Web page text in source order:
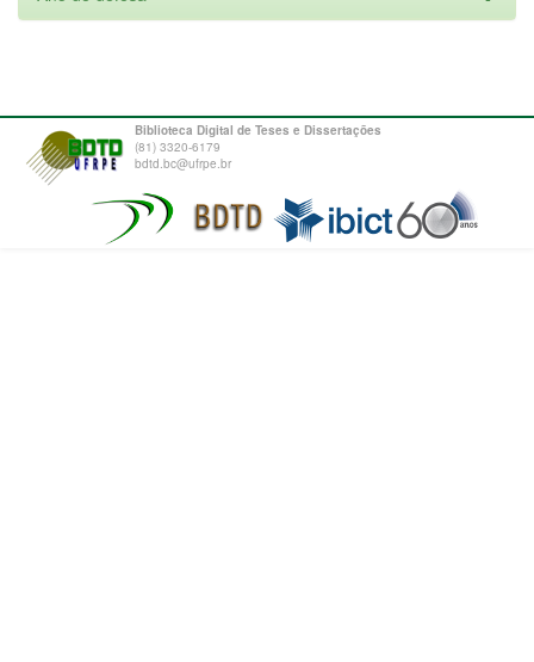
Biblioteca Digital de Teses e Dissertações
(81) 3320-6179
bdtd.bc@ufrpe.br